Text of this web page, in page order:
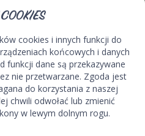
rozwijają swoje talenty i
się spokojnie.
cookies i innych funkcji do
końcowych i danych
funkcji dane są przekazywane
nie przetwarzane. Zgoda jest
do korzystania z naszej
chwili odwołać lub zmienić
w lewym dolnym rogu.